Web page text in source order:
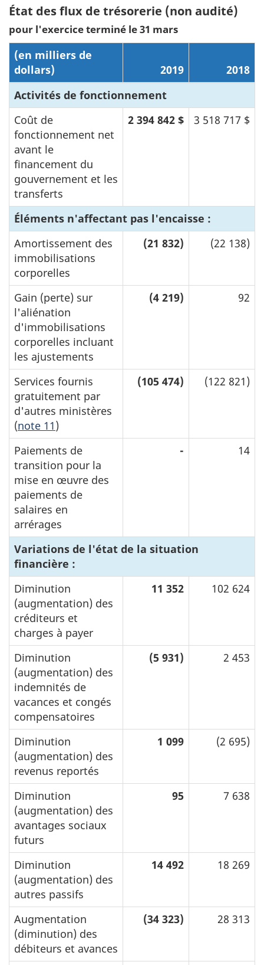
État des flux de trésorerie (non audité)
pour l'exercice terminé le 31 mars
(en milliers de
dollars)
2019
2018
Activités de fonctionnement
Coût de
fonctionnement net
avant le
financement du
gouvernement et les
transferts
2 394 842 $ 3 518 717 $
Éléments n'affectant pas l'encaisse :
Amortissement des
immobilisations
corporelles
(21 832) (22 138)
Gain (perte) sur
l'aliénation
d'immobilisations
corporelles incluant
les ajustements
(4 219) 92
Services fournis
gratuitement par
d'autres ministères
(note 11)
(105 474) (122 821)
Paiements de
transition pour la
mise en œuvre des
paiements de
salaires en
arrérages
- 14
Variations de l'état de la situation
financière :
Diminution
(augmentation) des
créditeurs et
charges à payer
11 352 102 624
Diminution
(augmentation) des
indemnités de
vacances et congés
compensatoires
(5 931) 2 453
Diminution
(augmentation) des
revenus reportés
1 099 (2 695)
Diminution
(augmentation) des
avantages sociaux
futurs
95 7 638
Diminution
(augmentation) des
autres passifs
14 492 18 269
Augmentation
(diminution) des
débiteurs et avances
(34 323) 28 313